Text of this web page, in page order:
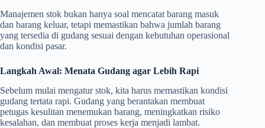
Manajemen stok bukan hanya soal mencatat barang masuk
dan barang keluar, tetapi memastikan bahwa jumlah barang
yang tersedia di gudang sesuai dengan kebutuhan operasional
dan kondisi pasar.
Langkah Awal: Menata Gudang agar Lebih Rapi
Sebelum mulai mengatur stok, kita harus memastikan kondisi
gudang tertata rapi. Gudang yang berantakan membuat
petugas kesulitan menemukan barang, meningkatkan risiko
kesalahan, dan membuat proses kerja menjadi lambat.